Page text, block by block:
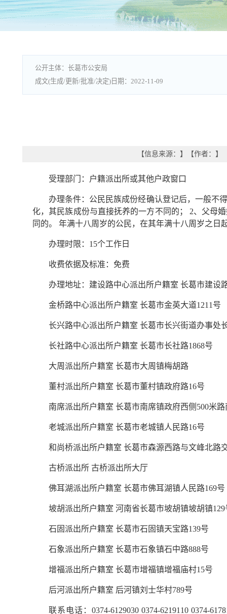
长葛市公安局
2022-11-09
【信息来源： 】 【作者： 】
受理部门：户籍派出所或其他户政窗口
办理条件：公民民族成份经确认登记后，一般不
化，其民族成份与直接抚养的一方不同的； 2、父母
同的。 年满十八周岁的公民，在其年满十八周岁之
办理时限：15个工作日
收费依据及标准：免费
办理地址：建设路中心派出所户籍室 长葛市建设
金桥路中心派出所户籍室 长葛市金英大道1211号
长兴路中心派出所户籍室 长葛市长兴街道办事处
长社路中心派出所户籍室 长葛市长社路1868号
大周派出所户籍室 长葛市大周镇梅胡路
董村派出所户籍室 长葛市董村镇政府路16号
南席派出所户籍室 长葛市南席镇政府西侧500米路
老城派出所户籍室 长葛市老城镇人民路16号
和尚桥派出所户籍室 长葛市森源西路与文峰北路
古桥派出所 古桥派出所大厅
佛耳湖派出所户籍室 长葛市佛耳湖镇人民路169号
坡胡派出所户籍室 河南省长葛市坡胡镇坡胡镇129
石固派出所户籍室 长葛市石固镇天宝路139号
石象派出所户籍室 长葛市石象镇石中路888号
增福派出所户籍室 长葛市增福镇增福庙村15号
后河派出所户籍室 后河镇刘士华村789号
联系电话：0374-6129030 0374-6219110 0374-